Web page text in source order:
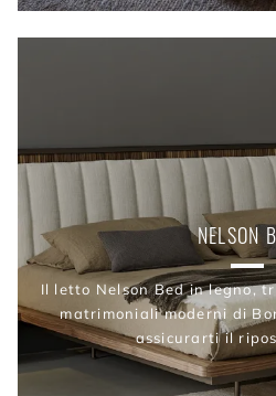
NELSON
Il letto Nelson Bed in legno,
matrimoniali moderni di
assicurarti il